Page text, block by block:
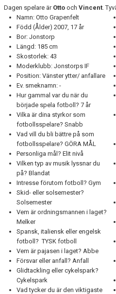
FYS
TEORI
Dagen spelare är Otto och Vincent.
Namn: Otto Grapenfelt
Född (Ålder) 2007, 17 år
Bor: Jonstorp
Längd: 185 cm
Skostorlek: 43
Moderklubb: Jonstorps IF
Position: Vänster ytter/ anfallare
Ev. smeknamn: -
Hur gammal var du när du
började spela fotboll? 7 år
Vilka är dina styrkor som
fotbollsspelare? Snabb
Vad vill du bli bättre på som
fotbollsspelare? GÖRA MÅL
Personliga mål? Elit nivå
Vilken typ av musik lyssnar du
på? Blandat
Intresse förutom fotboll? Gym
Skid- eller solsemester?
Solsemester
Vem är ordningsmannen i laget?
Melker
Spansk, italiensk eller engelsk
fotboll? TYSK fotboll
Vem är pajasen i laget? Abbe
Försvar eller anfall? Anfall
Glidtackling eller cykelspark?
Cykelspark
Vad tycker du är den viktigaste